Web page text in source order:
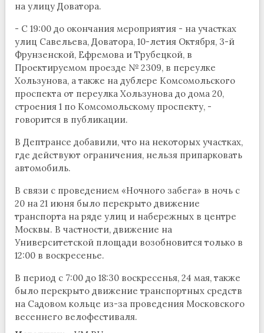
на улицу Доватора.
- С 19:00 до окончания мероприятия - на участках
улиц Савельева, Доватора, 10-летия Октября, 3-й
Фрунзенской, Ефремова и Трубецкой, в
Проектируемом проезде № 2309, в переулке
Хользунова, а также на дублере Комсомольского
проспекта от переулка Хользунова до дома 20,
строения 1 по Комсомольскому проспекту, -
говорится в публикации.
В Дептрансе добавили, что на некоторых участках,
где действуют ограничения, нельзя припарковать
автомобиль.
В связи с проведением «Ночного забега» в ночь с
20 на 21 июня было перекрыто движение
транспорта на ряде улиц и набережных в центре
Москвы. В частности, движение на
Университетской площади возобновится только в
12:00 в воскресенье.
В период с 7:00 до 18:30 воскресенья, 24 мая, также
было перекрыто движение транспортных средств
на Садовом кольце из-за проведения Московского
весеннего велофестиваля.